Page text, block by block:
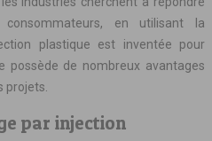
en utilisant la
plastique est inventée pour
possède de nombreux avantages
projets.
par injection